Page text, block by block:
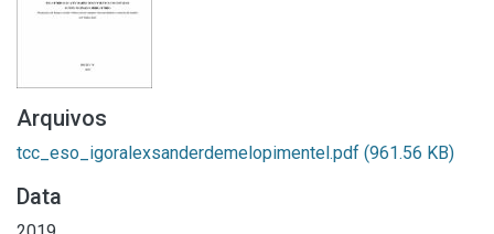
Arquivos
tcc_eso_igoralexsanderdemelopimentel.pdf (961.56 KB)
Data